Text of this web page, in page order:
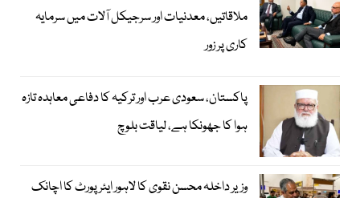
ملاقاتیں، معدنیات اور سرجیکل آلات میں سرمایہ
کاری پر زور
پاکستان، سعودی عرب اور ترکیہ کا دفاعی معاہدہ تازہ
ہوا کا جھونکا ہے، لیاقت بلوچ
وزیر داخلہ محسن نقوی کا لاہور ایئر پورٹ کا اچانک